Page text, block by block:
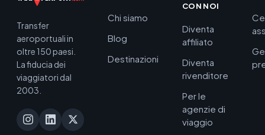
Transfer
aeroportuali in
oltre 150 paesi.
La fiducia dei
viaggiatori dal
2003.
Chi siamo
Blog
Destinazioni
CON NOI
Diventa
affiliato
Diventa
rivenditore
Per le
agenzie di
viaggio